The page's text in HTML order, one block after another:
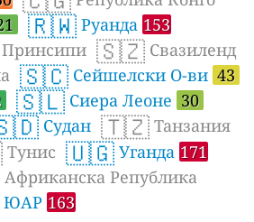
🇷🇼 Руанда 153
Принсипи 🇸🇿 Свазиленд
🇸🇨 Сейшелски О-ви 43
🇸🇱 Сиера Леоне 30
Судан 🇹🇿 Танзания
Тунис 🇺🇬 Уганда 171
Република
ЮАР 163